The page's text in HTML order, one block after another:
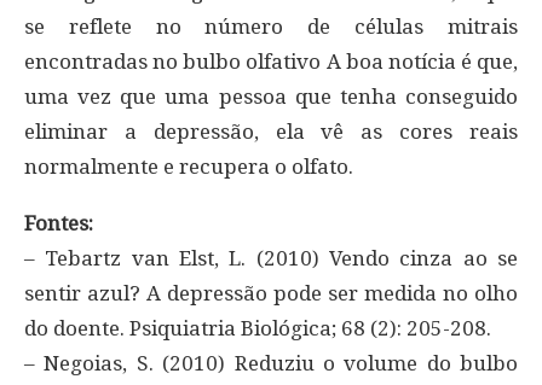
se reflete no número de células mitrais
encontradas no bulbo olfativo A boa notícia é que,
uma vez que uma pessoa que tenha conseguido
eliminar a depressão, ela vê as cores reais
normalmente e recupera o olfato.
Fontes:
– Tebartz van Elst, L. (2010) Vendo cinza ao se
sentir azul? A depressão pode ser medida no olho
do doente. Psiquiatria Biológica; 68 (2): 205-208.
– Negoias, S. (2010) Reduziu o volume do bulbo